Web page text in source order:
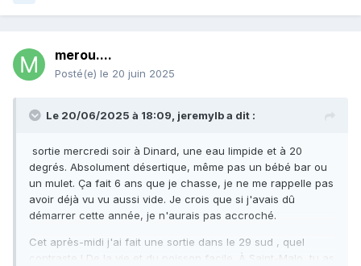
merou....
Posté(e) le 20 juin 2025
Le 20/06/2025 à 18:09, jeremylba dit :
sortie mercredi soir à Dinard, une eau limpide et à 20
degrés. Absolument désertique, même pas un bébé bar ou
un mulet. Ça fait 6 ans que je chasse, je ne me rappelle pas
avoir déjà vu vu aussi vide. Je crois que si j'avais dû
démarrer cette année, je n'aurais pas accroché.
Cet après-midi j'ai fait une sortie dans le 29 sud , quel
contraste ! De la vie et du poisson facile. À Saint-Malo, tu as